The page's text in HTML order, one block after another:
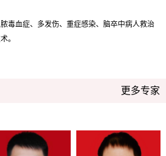
毒血症、多发伤、重症感染、脑卒中病人救治
。
更多专家